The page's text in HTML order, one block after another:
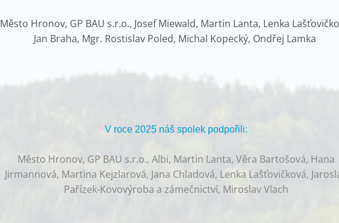
Město Hronov, GP BAU s.r.o., Josef Miewald, Martin Lanta, Lenka
Jan Braha, Mgr. Rostislav Poled, Michal Kopecký, Ondřej Lamka
V roce 2025 náš spolek podpořili:
Město Hronov, GP BAU s.r.o., Albi, Martin Lanta, Věra Bartošová, Hana
Jirmannová, Martina Kejzlarová, Jana Chladová, Lenka Lašťovičková,
Pařízek-Kovovýroba a zámečnictví, Miroslav Vlach